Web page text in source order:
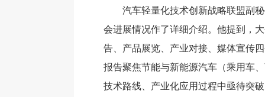
汽车轻量化技术创新战略联盟副
会进展情况作了详细介绍。他提到，
告、产品展览、产业对接、媒体宣传
报告聚焦节能与新能源汽车（乘用车
技术路线、产业化应用过程中亟待突